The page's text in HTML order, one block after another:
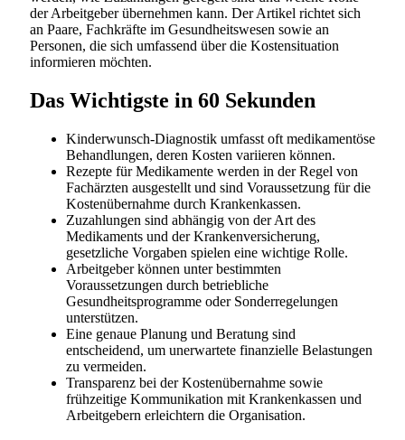
der Arbeitgeber übernehmen kann. Der Artikel richtet sich
an Paare, Fachkräfte im Gesundheitswesen sowie an
Personen, die sich umfassend über die Kostensituation
informieren möchten.
Das Wichtigste in 60 Sekunden
Kinderwunsch-Diagnostik umfasst oft medikamentöse
Behandlungen, deren Kosten variieren können.
Rezepte für Medikamente werden in der Regel von
Fachärzten ausgestellt und sind Voraussetzung für die
Kostenübernahme durch Krankenkassen.
Zuzahlungen sind abhängig von der Art des
Medikaments und der Krankenversicherung,
gesetzliche Vorgaben spielen eine wichtige Rolle.
Arbeitgeber können unter bestimmten
Voraussetzungen durch betriebliche
Gesundheitsprogramme oder Sonderregelungen
unterstützen.
Eine genaue Planung und Beratung sind
entscheidend, um unerwartete finanzielle Belastungen
zu vermeiden.
Transparenz bei der Kostenübernahme sowie
frühzeitige Kommunikation mit Krankenkassen und
Arbeitgebern erleichtern die Organisation.